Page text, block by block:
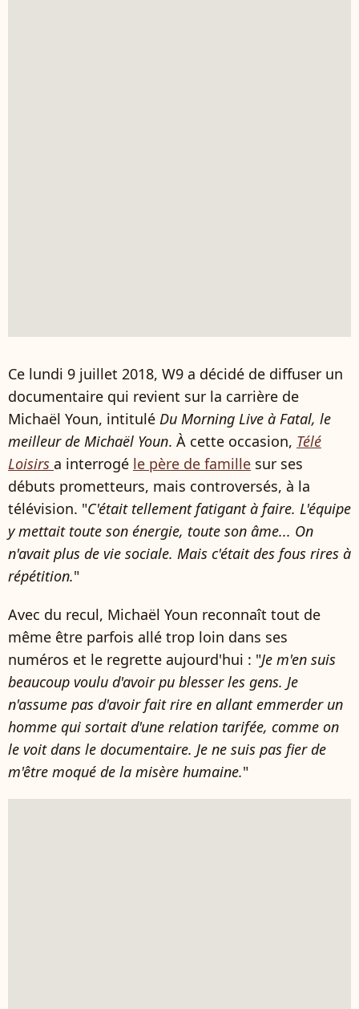
Ce lundi 9 juillet 2018, W9 a décidé de diffuser un
documentaire qui revient sur la carrière de
Michaël Youn, intitulé Du Morning Live à Fatal, le
meilleur de Michaël Youn. À cette occasion, Télé
Loisirs a interrogé le père de famille sur ses
débuts prometteurs, mais controversés, à la
télévision. "C'était tellement fatigant à faire. L'équipe
y mettait toute son énergie, toute son âme... On
n'avait plus de vie sociale. Mais c'était des fous rires à
répétition."
Avec du recul, Michaël Youn reconnaît tout de
même être parfois allé trop loin dans ses
numéros et le regrette aujourd'hui : "Je m'en suis
beaucoup voulu d'avoir pu blesser les gens. Je
n'assume pas d'avoir fait rire en allant emmerder un
homme qui sortait d'une relation tarifée, comme on
le voit dans le documentaire. Je ne suis pas fier de
m'être moqué de la misère humaine."